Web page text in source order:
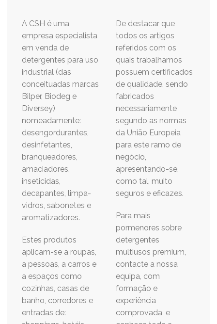
A CSH é uma
empresa especialista
em venda de
detergentes para uso
industrial (das
conceituadas marcas
Bilper, Biodeg e
Diversey)
nomeadamente:
desengordurantes,
desinfetantes,
branqueadores,
amaciadores,
inseticidas,
decapantes, limpa-
vidros, sabonetes e
aromatizadores.
Estes produtos
aplicam-se a roupas,
a pessoas, a carros e
a espaços como
cozinhas, casas de
banho, corredores e
entradas de:
De destacar que
todos os artigos
referidos com os
quais trabalhamos
possuem certificados
de qualidade, sendo
fabricados
necessariamente
segundo as normas
da União Europeia
para este ramo de
negócio,
apresentando-se,
como tal, muito
seguros e eficazes.
Para mais
pormenores sobre
detergentes
multiusos premium,
contacte a nossa
equipa, com
formação e
experiência
comprovada, e